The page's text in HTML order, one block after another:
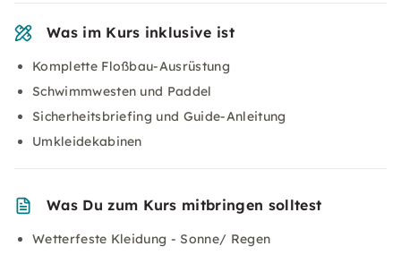
Was im Kurs inklusive ist
Komplette Floßbau-Ausrüstung
Schwimmwesten und Paddel
Sicherheitsbriefing und Guide-Anleitung
Umkleidekabinen
Was Du zum Kurs mitbringen solltest
Wetterfeste Kleidung - Sonne/ Regen